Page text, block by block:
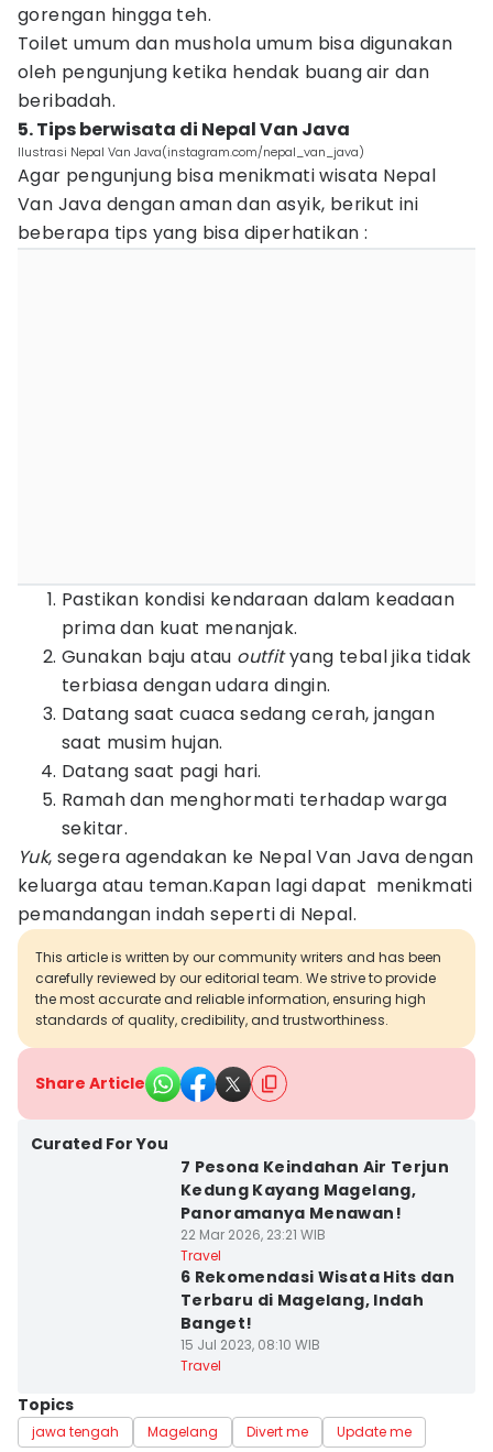
gorengan hingga teh.
Toilet umum dan mushola umum bisa digunakan
oleh pengunjung ketika hendak buang air dan
beribadah.
5. Tips berwisata di Nepal Van Java
Ilustrasi Nepal Van Java(instagram.com/nepal_van_java)
Agar pengunjung bisa menikmati wisata Nepal
Van Java dengan aman dan asyik, berikut ini
beberapa tips yang bisa diperhatikan :
Pastikan kondisi kendaraan dalam keadaan
prima dan kuat menanjak.
Gunakan baju atau outfityang tebal jika tidak
terbiasa dengan udara dingin.
Datang saat cuaca sedang cerah, jangan
saat musim hujan.
Datang saat pagi hari.
Ramah dan menghormati terhadap warga
sekitar.
Yuk, segera agendakan ke Nepal Van Java dengan
keluarga atau teman.Kapan lagi dapat menikmati
pemandangan indah seperti di Nepal.
This article is written by our community writers and has been
carefully reviewed by our editorial team. We strive to provide
the most accurate and reliable information, ensuring high
standards of quality, credibility, and trustworthiness.
Share Article
Curated For You
7 Pesona Keindahan Air Terjun
Kedung Kayang Magelang,
Panoramanya Menawan!
22 Mar 2026, 23:21 WIB
Travel
6 Rekomendasi Wisata Hits dan
Terbaru di Magelang, Indah
Banget!
15 Jul 2023, 08:10 WIB
Travel
Topics
jawa tengah Magelang Divert me Update me